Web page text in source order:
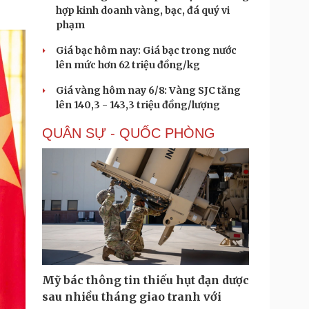
hợp kinh doanh vàng, bạc, đá quý vi
phạm
Giá bạc hôm nay: Giá bạc trong nước
lên mức hơn 62 triệu đồng/kg
Giá vàng hôm nay 6/8: Vàng SJC tăng
lên 140,3 - 143,3 triệu đồng/lượng
QUÂN SỰ - QUỐC PHÒNG
Mỹ bác thông tin thiếu hụt đạn dược
sau nhiều tháng giao tranh với